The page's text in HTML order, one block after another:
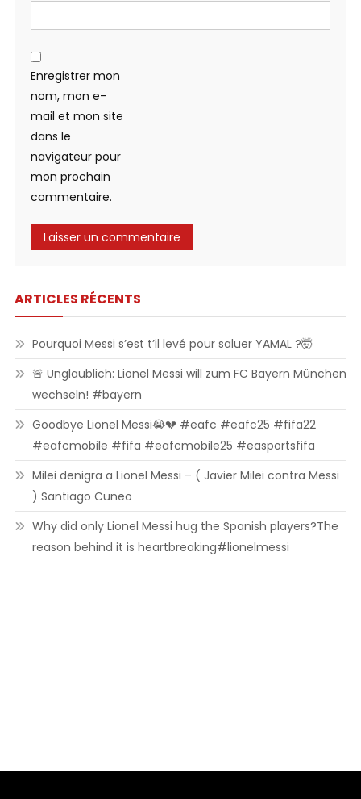
Enregistrer mon
nom, mon e-
mail et mon site
dans le
navigateur pour
mon prochain
commentaire.
ARTICLES RÉCENTS
Pourquoi Messi s’est t’il levé pour saluer YAMAL ?🤯
🚨 Unglaublich: Lionel Messi will zum FC Bayern München
wechseln! #bayern
Goodbye Lionel Messi😭💔 #eafc #eafc25 #fifa22
#eafcmobile #fifa #eafcmobile25 #easportsfifa
Milei denigra a Lionel Messi – ( Javier Milei contra Messi
) Santiago Cuneo
Why did only Lionel Messi hug the Spanish players?The
reason behind it is heartbreaking#lionelmessi